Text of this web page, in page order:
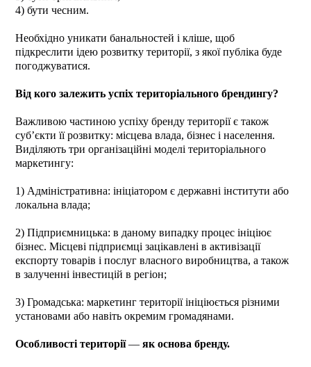
4) бути чесним.
Необхідно уникати банальностей і кліше, щоб
підкреслити ідею розвитку території, з якої публіка буде
погоджуватися.
Від кого залежить успіх територіального брендингу?
Важливою частиною успіху бренду території є також
суб’єкти її розвитку: місцева влада, бізнес і населення.
Виділяють три організаційні моделі територіального
маркетингу:
1) Адміністративна: ініціатором є державні інститути або
локальна влада;
2) Підприємницька: в даному випадку процес ініціює
бізнес. Місцеві підприємці зацікавлені в активізації
експорту товарів і послуг власного виробництва, а також
в залученні інвестицій в регіон;
3) Громадська: маркетинг території ініціюється різними
установами або навіть окремим громадянами.
Особливості території― як основа бренду.